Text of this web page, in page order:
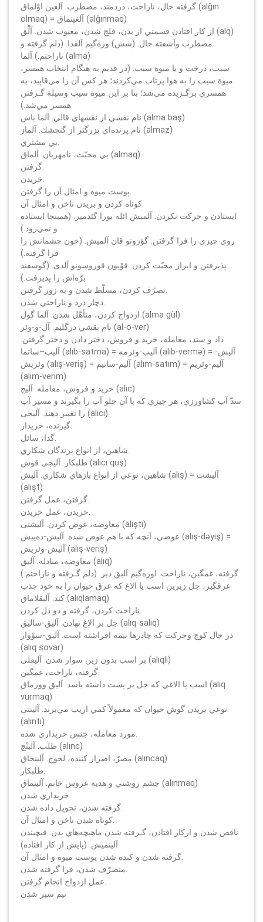
گرفته حال، ناراحت، دردمند، مضطرب. آلغين اوْلماق (alğın
olmaq) = آلغينماق (alğınmaq)
از كار افتادن قسمتي از بدن، فلج شدن، معيوب شدن. آلْق (alq)
مضطرب وآشفته حال. (شش) وره‌گيم آلقدا. (دلم گرفته و
ناراحتم.) آلما (alma)
سيب، درخت و يا ميوة سيب. (در قديم به هنگام انتخاب همسر،
ميوة سيب را به هوا پرتاب مي‌كردند؛ هر كس آن را مي‌قاپيد، به
همسري برگـزيده مي‌شد؛ بنا بر اين ميوة سيب وسيلة گـرفتن
همسر مي‌شد.)
نام نقشي از نقشهاي قالي. آلما باش (alma baş)
نام پرنده‌اي بزرگتر از گنجشك. آلماز (almaz)
بي محبّت، نامهربان. آلماق (almaq)
ايستادن و حركت نكردن. آلميش ائله بورا گئدمير. (همينجا ايستاده
و نمي‌رود.)
روي چيزي را فرا گرفتن. گؤزونو قان آلميش. (خون چشمانش را
فرا گرفته.)
پذيرفتن و ابراز محبّت كردن. قوْيون قوزوسونو آلدی. (گوسفند
برّه‌اش را پذيرفت.)
ازدواج كردن، متأهّل شدن. آلما گول (alma gül)
نام نقشي درگليم. آل-و-وئر (al-o-ver)
داد و ستد، معامله، خريد و فروش، دختر دادن و دختر گرفتن.
آليب–ساتما (alıb-satma) = آليب-وئرمه (alıb-vermә) = آليش-
وئريش (alış-veriş) = آليم-ساتيم (alım-satım) = آليم-وئريم
(alım-verim)
خريد و فروش، معامله. آليج (alıc)
سدّ آب كشاورزي، هر چيزي كه با آن جلو آب را بگيرند و مسير آب
را تغيير دهند. آليجى (alıcı)
طلبكار. آليجى قوش (alıcı quş)
شاهين، نوعي از انواع بازهاي شكاري. آليش (alış) = آليشت
(alışt)
معاوضه، عوض كردن. آليشتى (alıştı)
عوضي، آنچه كه با هم عوض شده. آليش-ده‌ييش (alış-dәyiş) =
آليش-وئريش (alış-veriş)
معاوضه، مبادله. آليق (alıq)
گرفته، غمگين، ناراحت. اوره‌گيم آليق دير. (دلم گـرفته و ناراحتم.)
عرقگير، جل زيرين اسب يا الاغ كه عرق حيوان را به خود جذب
كند. آليقلاماق (alıqlamaq)
جل بر الاغ نهادن. آليق-ساليق (alıq-salıq)
در حال كوچ وحركت كه چادرها نيمه افراشته است. آليق-سوْوار
(alıq sovar)
بر اسب بدون زين سوار شدن. آليقلى (alıqlı)
اسب يا الاغي كه جل بر پشت داشته باشد. آليق وورماق (alıq
vurmaq)
نوعي بريدن گوش حيوان كه معمولاً كمي اريب مي‌برند. آلينتى
(alıntı)
طلب. آلينْج (alınc)
مصرّ، اصرار كننده، لجوج. آلينجاق (alıncaq)
چشم روشني و هدية عروس خانم. آلينماق (alınmaq)
ناقص شدن و ازكار افتادن، گـرفته شدن ماهيچه‌هاي بدن. قيچيندن
آلينميش. (پايش از كار افتاده)
نيم سير شدن